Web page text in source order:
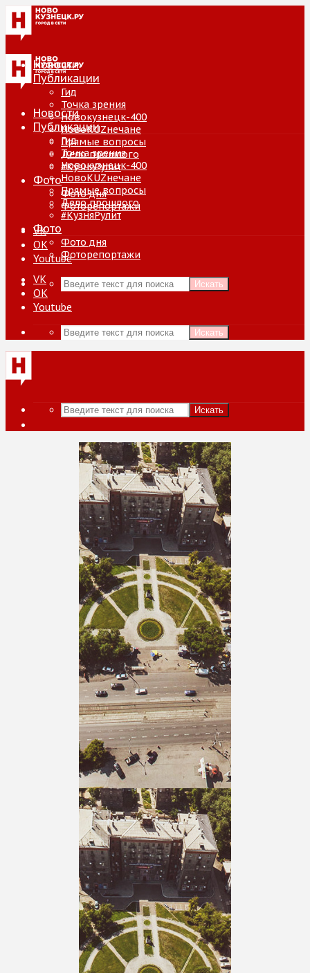
Новости
Публикации
Гид
Точка зрения
Новокузнецк-400
НовоKUZнечане
Прямые вопросы
Дело прошлого
#КузняРулит
Фото
Фото дня
Фоторепортажи
VK
ОК
Youtube
Искать
Новости
Публикации
Гид
Точка зрения
Новокузнецк-400
НовоKUZнечане
Прямые вопросы
Дело прошлого
#КузняРулит
Фото
Фото дня
Фоторепортажи
VK
ОК
Youtube
Искать
Искать